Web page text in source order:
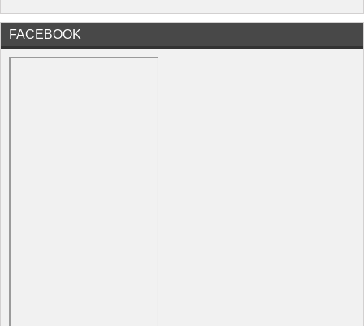
FACEBOOK